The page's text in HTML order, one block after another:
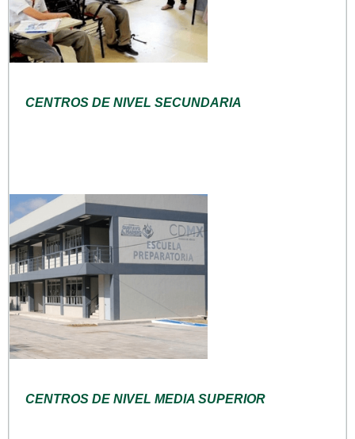
CENTROS DE NIVEL SECUNDARIA
CENTROS DE NIVEL MEDIA SUPERIOR